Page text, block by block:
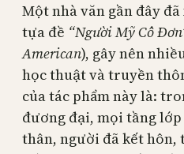
Một nhà văn gần đây
tựa đề “Người Mỹ Cô
American), gây nên
học thuật và truyền
của tác phẩm này là:
đương đại, mọi tầng
thân, người đã kết hôn,